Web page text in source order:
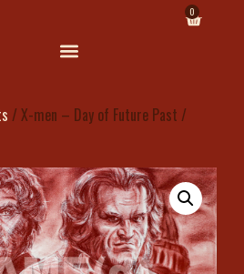
0
/ X-men – Day of Future Past /